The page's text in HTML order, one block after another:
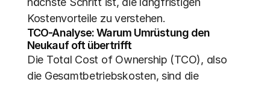
Kostenvorteile zu verstehen.
TCO-Analyse: Warum Umrüstung den
Neukauf oft übertrifft
Die Total Cost of Ownership (TCO), also
die Gesamtbetriebskosten, sind die